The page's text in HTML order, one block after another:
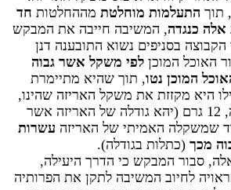
תוך התעלמות מוחלטת מההחלטות חד
כנגדה, המשיבה חייבה את המבקש
בסניפים נשוא התובענה דנן
האוכל המוכן לפי משקל אשר גבוה
המוכן נטו, תוך שהיא מתיימרת
היא מקזזת את משקל האריזה שהינו,
לפי מצגיה, 12 גרם (יהא גודלה של האריזה אשר
שמשקלה האמיתי של האריזה עשרות
מכך (כתלות בגודלה).
סבור המבקש כי הדרך היעילה,
לחיוב המשיבה לתקן את הפרותיה